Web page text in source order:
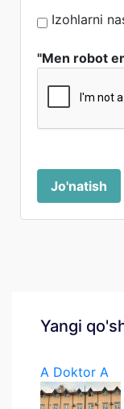
Izohlarni
"Men robot
Jo'natish
Yangi
A Doktor A